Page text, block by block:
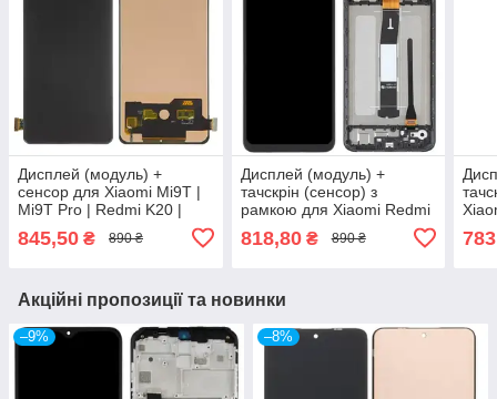
Дисплей (модуль) +
сенсор для Xiaomi Mi9T |
Mi9T Pro | Redmi K20 |
M1903F10G | M1903F10I
845,50 ₴ 890 ₴
Дисплей (модуль) +
тачскрін (сенсор) з
рамкою для Xiaomi Redmi
12C 22120RN86G, Redmi
11A 22120RN86C, Poco
818,80₴ 890 ₴
Акційні пропозиції та новинки
–9% –8%